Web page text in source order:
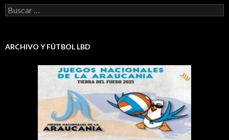
Buscar:
ARCHIVO Y FÚTBOL LBD